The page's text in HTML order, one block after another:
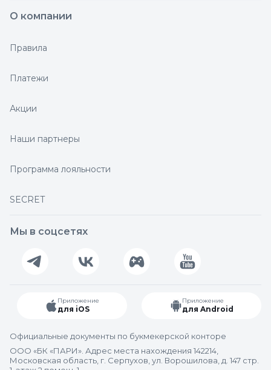
О компании
Правила
Платежи
Акции
Наши партнеры
Программа лояльности
SECRET
Мы в соцсетях
Приложение
для iOS
Приложение
для Android
Официальные документы по букмекерской конторе
ООО «БК «ПАРИ». Адрес места нахождения 142214,
Московская область, г. Серпухов, ул. Ворошилова, д. 147 стр.